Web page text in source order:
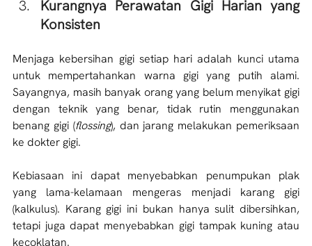
Kurangnya Perawatan Gigi Harian yang
Konsisten
Menjaga kebersihan gigi setiap hari adalah kunci utama
untuk mempertahankan warna gigi yang putih alami.
Sayangnya, masih banyak orang yang belum menyikat gigi
dengan teknik yang benar, tidak rutin menggunakan
benang gigi (flossing), dan jarang melakukan pemeriksaan
ke dokter gigi.
Kebiasaan ini dapat menyebabkan penumpukan plak
yang lama-kelamaan mengeras menjadi karang gigi
(kalkulus). Karang gigi ini bukan hanya sulit dibersihkan,
tetapi juga dapat menyebabkan gigi tampak kuning atau
kecoklatan.